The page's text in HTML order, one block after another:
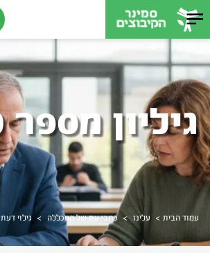
עמוד הבית > עלינו > כתבי עת של המכללה > גילוי דעת
גיליון מספר 10